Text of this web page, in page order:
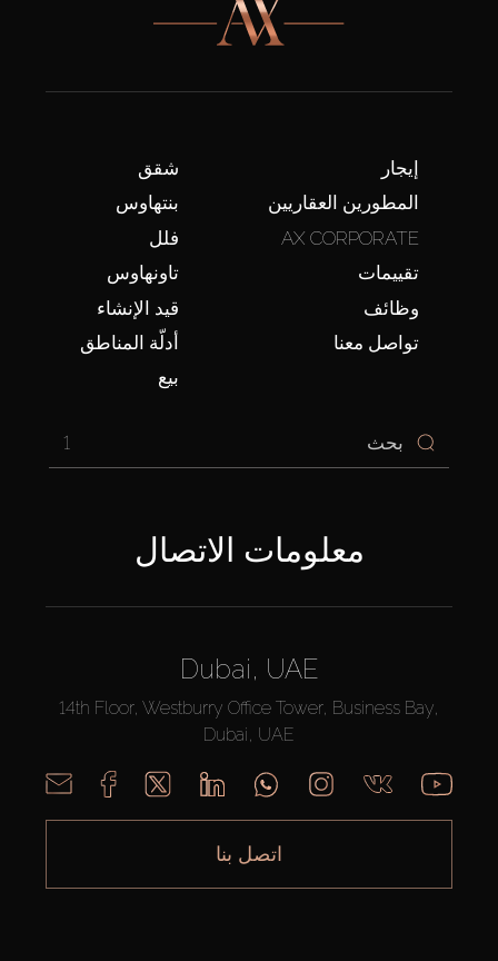
شقق
بنتهاوس
فلل
تاونهاوس
قيد الإنشاء
أدلّة المناطق
بيع
إيجار
المطورين العقاريين
AX CORPORATE
تقييمات
وظائف
تواصل معنا
1
معلومات الاتصال
Dubai, UAE
14th Floor, Westburry Office Tower, Business Bay,
Dubai, UAE
اتصل بنا